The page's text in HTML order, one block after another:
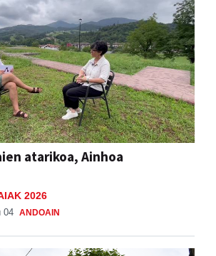
atarikoa, Ainhoa
2026
04 ANDOAIN